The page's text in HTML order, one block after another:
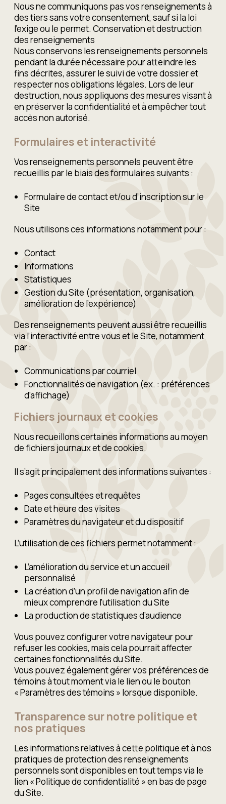
Nous ne communiquons pas vos renseignements à
des tiers sans votre consentement, sauf si la loi
l’exige ou le permet. Conservation et destruction
des renseignements
Nous conservons les renseignements personnels
pendant la durée nécessaire pour atteindre les
fins décrites, assurer le suivi de votre dossier et
respecter nos obligations légales. Lors de leur
destruction, nous appliquons des mesures visant à
en préserver la confidentialité et à empêcher tout
accès non autorisé.
Formulaires et interactivité
Vos renseignements personnels peuvent être
recueillis par le biais des formulaires suivants :
Formulaire de contact et/ou d’inscription sur le
Site
Nous utilisons ces informations notamment pour :
Contact
Informations
Statistiques
Gestion du Site (présentation, organisation,
amélioration de l’expérience)
Des renseignements peuvent aussi être recueillis
via l’interactivité entre vous et le Site, notamment
par :
Communications par courriel
Fonctionnalités de navigation (ex. : préférences
d’affichage)
Fichiers journaux et cookies
Nous recueillons certaines informations au moyen
de fichiers journaux et de cookies.
Il s’agit principalement des informations suivantes :
Pages consultées et requêtes
Date et heure des visites
Paramètres du navigateur et du dispositif
L’utilisation de ces fichiers permet notamment :
L’amélioration du service et un accueil
personnalisé
La création d’un profil de navigation afin de
mieux comprendre l’utilisation du Site
La production de statistiques d’audience
Vous pouvez configurer votre navigateur pour
refuser les cookies, mais cela pourrait affecter
certaines fonctionnalités du Site.
Vous pouvez également gérer vos préférences de
témoins à tout moment via le lien ou le bouton
« Paramètres des témoins » lorsque disponible.
Transparence sur notre politique et
nos pratiques
Les informations relatives à cette politique et à nos
pratiques de protection des renseignements
personnels sont disponibles en tout temps via le
lien « Politique de confidentialité » en bas de page
du Site.